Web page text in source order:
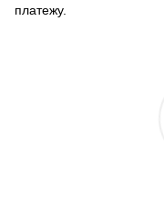
платежу.